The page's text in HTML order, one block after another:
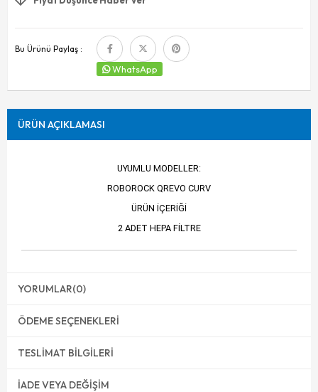
Bu Ürünü Paylaş :
WhatsApp
ÜRÜN AÇIKLAMASI
UYUMLU MODELLER:
ROBOROCK QREVO CURV
ÜRÜN İÇERİĞİ
2 ADET HEPA FİLTRE
YORUMLAR(0)
ÖDEME SEÇENEKLERI
TESLIMAT BILGILERI
İADE VEYA DEĞIŞIM